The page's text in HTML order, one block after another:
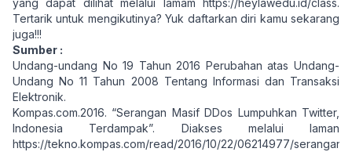
yang dapat dilihat melalui lamam https://heylawedu.id/class.
Tertarik untuk mengikutinya? Yuk daftarkan diri kamu sekarang
juga!!!
Sumber :
Undang-undang No 19 Tahun 2016 Perubahan atas Undang-
Undang No 11 Tahun 2008 Tentang Informasi dan Transaksi
Elektronik.
Kompas.com.2016. “Serangan Masif DDos Lumpuhkan Twitter,
Indonesia Terdampak”. Diakses melalui laman
https://tekno.kompas.com/read/2016/10/22/06214977/